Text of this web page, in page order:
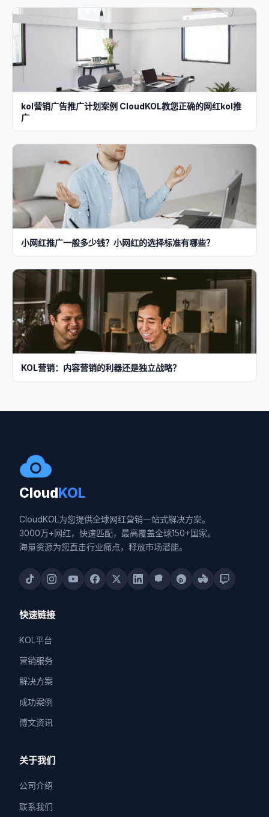
kol营销广告推广计划案例 CloudKOL教您正确的网红kol推
广
小网红推广一般多少钱？小网红的选择标准有哪些？
KOL营销：内容营销的利器还是独立战略？
CloudKOL
CloudKOL为您提供全球网红营销一站式解决方案。
3000万+网红，快速匹配，最高覆盖全球150+国家。
海量资源为您直击行业痛点，释放市场潜能。
快速链接
KOL平台
营销服务
解决方案
成功案例
博文资讯
关于我们
公司介绍
联系我们